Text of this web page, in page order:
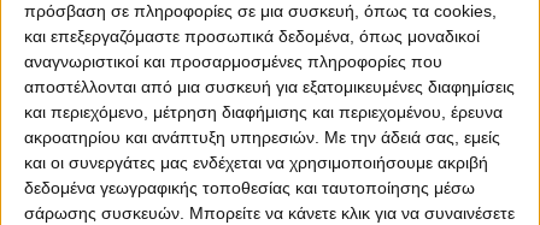
πρόσβαση σε πληροφορίες σε μια συσκευή, όπως τα cookies,
και επεξεργαζόμαστε προσωπικά δεδομένα, όπως μοναδικοί
αναγνωριστικοί και προσαρμοσμένες πληροφορίες που
αποστέλλονται από μια συσκευή για εξατομικευμένες διαφημίσεις
και περιεχόμενο, μέτρηση διαφήμισης και περιεχομένου, έρευνα
ακροατηρίου και ανάπτυξη υπηρεσιών. Με την άδειά σας, εμείς
και οι συνεργάτες μας ενδέχεται να χρησιμοποιήσουμε ακριβή
δεδομένα γεωγραφικής τοποθεσίας και ταυτοποίησης μέσω
σάρωσης συσκευών. Μπορείτε να κάνετε κλικ για να συναινέσετε
About Offradio Business Class Terms & Conditions
Privacy Policy
Designed & developed byporcupine colors&Fotis Alexandrou